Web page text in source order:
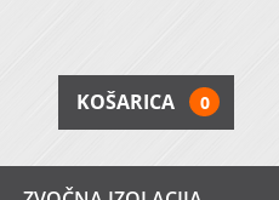
KOŠARICA
0